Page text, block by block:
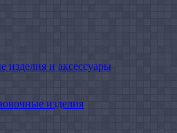
изделия и аксессуары
изделия